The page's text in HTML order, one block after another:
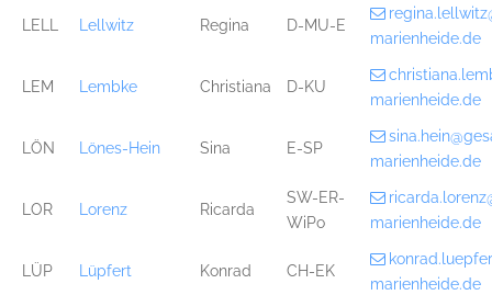
LELL Lellwitz Regina D-MU-E
marienheide.de
LEM Lembke Christiana D-KU
marienheide.de
LÖN Lönes-Hein Sina E-SP
marienheide.de
LOR Lorenz Ricarda
SW-ER-
WiPo
marienheide.de
LÜP Lüpfert Konrad CH-EK
marienheide.de